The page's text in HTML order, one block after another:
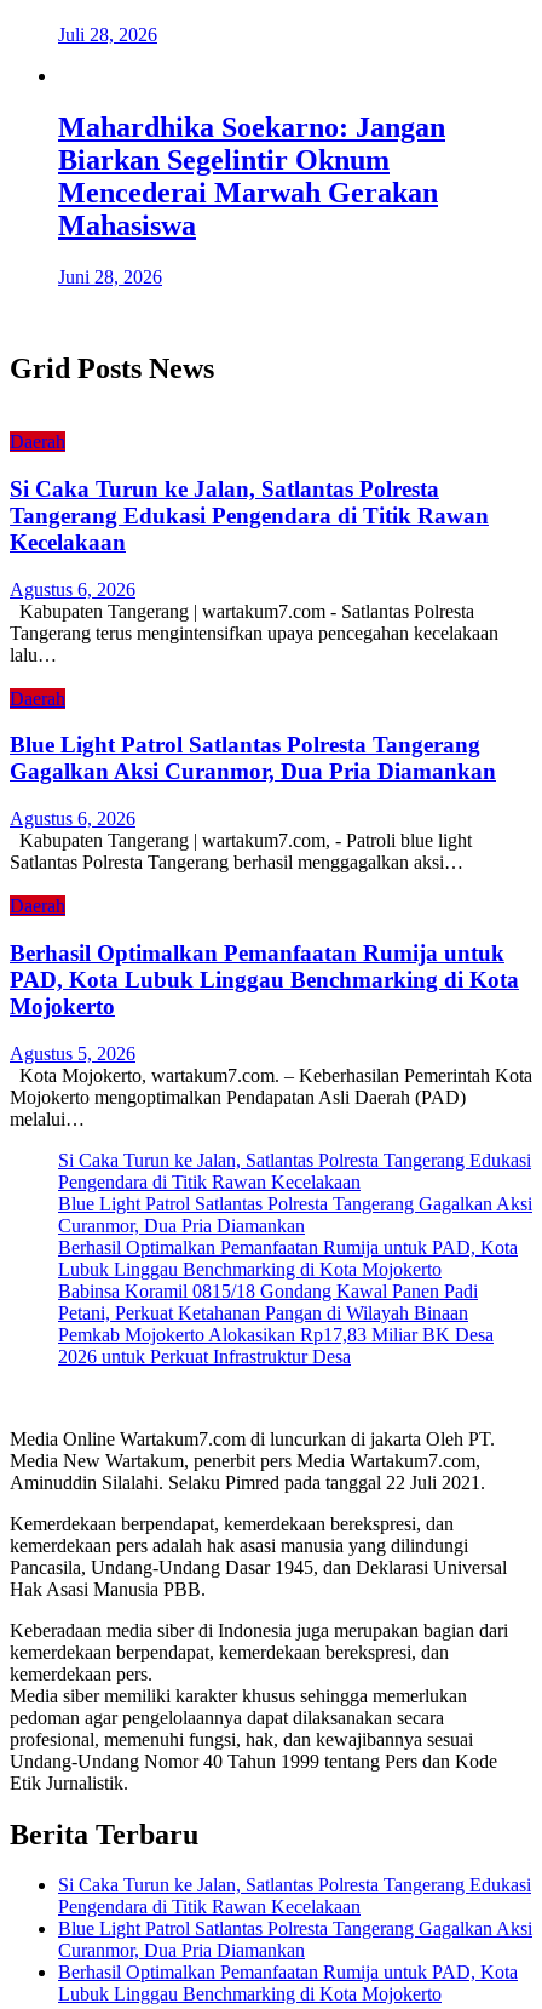
Juli 28, 2026
Mahardhika Soekarno: Jangan
Biarkan Segelintir Oknum
Mencederai Marwah Gerakan
Mahasiswa
Juni 28, 2026
Grid Posts News
Daerah
Si Caka Turun ke Jalan, Satlantas Polresta
Tangerang Edukasi Pengendara di Titik Rawan
Kecelakaan
Agustus 6, 2026
Kabupaten Tangerang | wartakum7.com - Satlantas Polresta
Tangerang terus mengintensifkan upaya pencegahan kecelakaan
lalu…
Daerah
Blue Light Patrol Satlantas Polresta Tangerang
Gagalkan Aksi Curanmor, Dua Pria Diamankan
Agustus 6, 2026
Kabupaten Tangerang | wartakum7.com, - Patroli blue light
Satlantas Polresta Tangerang berhasil menggagalkan aksi…
Daerah
Berhasil Optimalkan Pemanfaatan Rumija untuk
PAD, Kota Lubuk Linggau Benchmarking di Kota
Mojokerto
Agustus 5, 2026
Kota Mojokerto, wartakum7.com. – Keberhasilan Pemerintah Kota
Mojokerto mengoptimalkan Pendapatan Asli Daerah (PAD)
melalui…
Si Caka Turun ke Jalan, Satlantas Polresta Tangerang Edukasi
Pengendara di Titik Rawan Kecelakaan
Blue Light Patrol Satlantas Polresta Tangerang Gagalkan Aksi
Curanmor, Dua Pria Diamankan
Berhasil Optimalkan Pemanfaatan Rumija untuk PAD, Kota
Lubuk Linggau Benchmarking di Kota Mojokerto
Babinsa Koramil 0815/18 Gondang Kawal Panen Padi
Petani, Perkuat Ketahanan Pangan di Wilayah Binaan
Pemkab Mojokerto Alokasikan Rp17,83 Miliar BK Desa
2026 untuk Perkuat Infrastruktur Desa
Media Online Wartakum7.com di luncurkan di jakarta Oleh PT.
Media New Wartakum, penerbit pers Media Wartakum7.com,
Aminuddin Silalahi. Selaku Pimred pada tanggal 22 Juli 2021.
Kemerdekaan berpendapat, kemerdekaan berekspresi, dan
kemerdekaan pers adalah hak asasi manusia yang dilindungi
Pancasila, Undang-Undang Dasar 1945, dan Deklarasi Universal
Hak Asasi Manusia PBB.
Keberadaan media siber di Indonesia juga merupakan bagian dari
kemerdekaan berpendapat, kemerdekaan berekspresi, dan
kemerdekaan pers.
Media siber memiliki karakter khusus sehingga memerlukan
pedoman agar pengelolaannya dapat dilaksanakan secara
profesional, memenuhi fungsi, hak, dan kewajibannya sesuai
Undang-Undang Nomor 40 Tahun 1999 tentang Pers dan Kode
Etik Jurnalistik.
Berita Terbaru
Si Caka Turun ke Jalan, Satlantas Polresta Tangerang Edukasi
Pengendara di Titik Rawan Kecelakaan
Blue Light Patrol Satlantas Polresta Tangerang Gagalkan Aksi
Curanmor, Dua Pria Diamankan
Berhasil Optimalkan Pemanfaatan Rumija untuk PAD, Kota
Lubuk Linggau Benchmarking di Kota Mojokerto